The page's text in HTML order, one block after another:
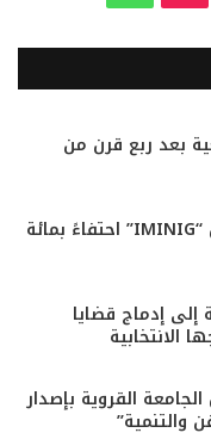
k
k
ت
س
ب
بعد ربع قرن من
أكادير تحتضن الدورة الرابعة لمهرجان “IMINIG” احتفاءً بمائة
إلى إدماج قضايا
الانتخابية
القروية بإصدار
والتنمية”